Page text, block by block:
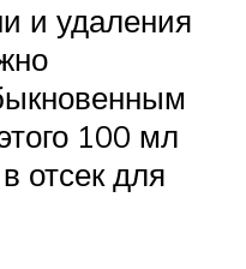
и удаления
100 мл
отсек для